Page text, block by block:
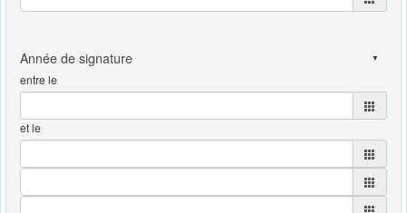
entre le
et le